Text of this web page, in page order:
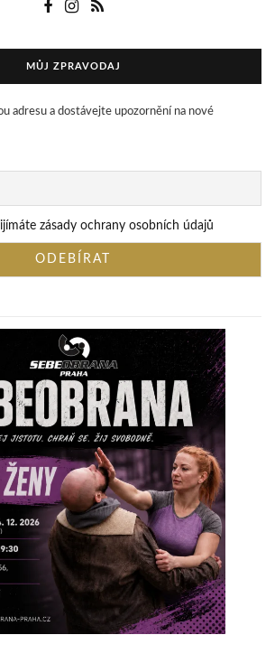
MŮJ ZPRAVODAJ
adresu a dostávejte upozornění na nové
zásady ochrany osobních údajů